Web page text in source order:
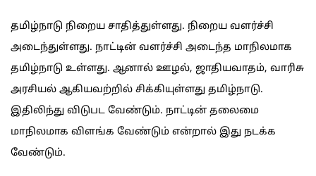
தமிழ்நாடு நிறைய சாதித்துள்ளது. நிறைய வளர்ச்சி
அடைந்துள்ளது. நாட்டின் வளர்ச்சி அடைந்த மாநிலமாக
தமிழ்நாடு உள்ளது. ஆனால் ஊழல், ஜாதியவாதம், வாரிசு
அரசியல் ஆகியவற்றில் சிக்கியுள்ளது தமிழ்நாடு.
இதிலிந்து விடுபட வேண்டும். நாட்டின் தலைமை
மாநிலமாக விளங்க வேண்டும் என்றால் இது நடக்க
வேண்டும்.